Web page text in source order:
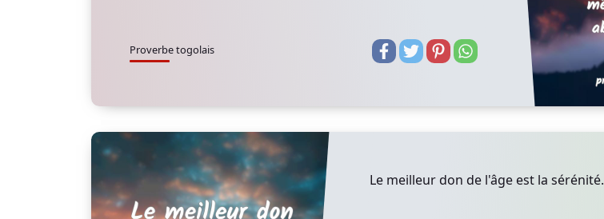
Proverbe togolais
Le meilleur don de l'âge est la sérénité.